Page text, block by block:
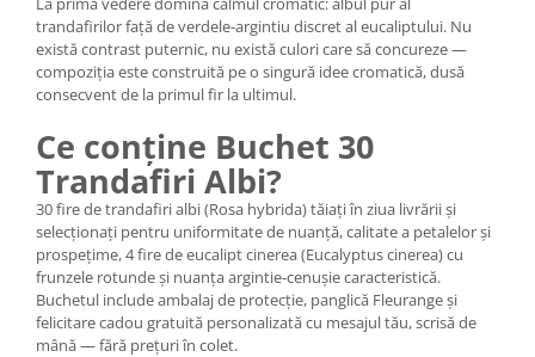
trandafirilor față de verdele-argintiu discret al eucaliptului. Nu
există contrast puternic, nu există culori care să concureze —
compoziția este construită pe o singură idee cromatică, dusă
consecvent de la primul fir la ultimul.
Ce conține Buchet 30
Trandafiri Albi?
30 fire de trandafiri albi (Rosa hybrida) tăiați în ziua livrării și
selecționați pentru uniformitate de nuanță, calitate a petalelor și
prospețime, 4 fire de eucalipt cinerea (Eucalyptus cinerea) cu
frunzele rotunde și nuanța argintie-cenușie caracteristică.
Buchetul include ambalaj de protecție, panglică Fleurange și
felicitare cadou gratuită personalizată cu mesajul tău, scrisă de
mână — fără prețuri în colet.